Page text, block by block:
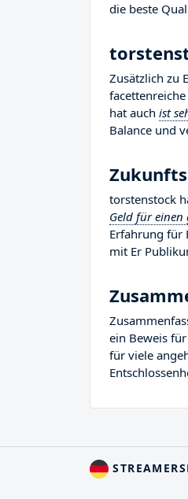
die beste
Zusätzlich zu
hat auch ist
Balance und
torstenstock
Geld für einen
Erfahrung für
mit Er
ein Beweis
für viele